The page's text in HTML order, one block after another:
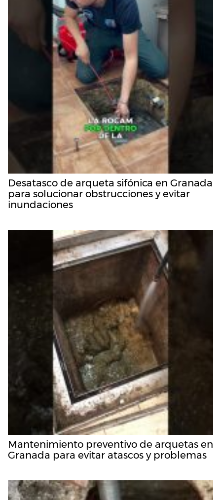
Desatasco de arqueta sifónica en Granada
para solucionar obstrucciones y evitar
inundaciones
Mantenimiento preventivo de arquetas en
Granada para evitar atascos y problemas